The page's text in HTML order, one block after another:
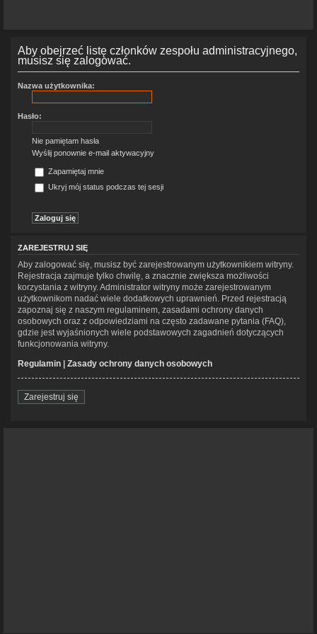
Aby obejrzeć listę członków zespołu administracyjnego,
musisz się zalogować.
Nazwa użytkownika:
Hasło:
Nie pamiętam hasła
Wyślij ponownie e-mail aktywacyjny
Zapamiętaj mnie
Ukryj mój status podczas tej sesji
ZAREJESTRUJ SIĘ
Aby zalogować się, musisz być zarejestrowanym użytkownikiem witryny.
Rejestracja zajmuje tylko chwilę, a znacznie zwiększa możliwości
korzystania z witryny. Administrator witryny może zarejestrowanym
użytkownikom nadać wiele dodatkowych uprawnień. Przed rejestracją
zapoznaj się z naszym regulaminem, zasadami ochrony danych
osobowych oraz z odpowiedziami na często zadawane pytania (FAQ),
gdzie jest wyjaśnionych wiele podstawowych zagadnień dotyczących
funkcjonowania witryny.
Regulamin | Zasady ochrony danych osobowych
Zarejestruj się